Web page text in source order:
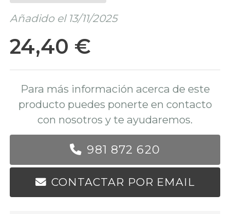
Añadido el 13/11/2025
24,40 €
Para más información acerca de este
producto puedes ponerte en contacto
con nosotros y te ayudaremos.
981 872 620
CONTACTAR POR EMAIL